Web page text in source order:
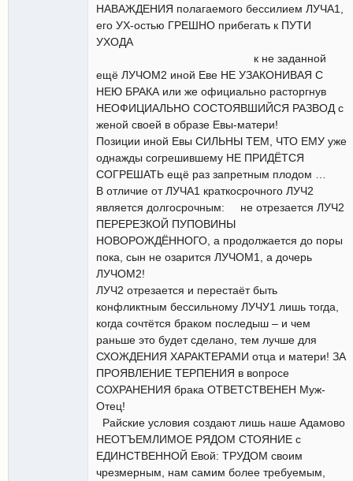
НАВАЖДЕНИЯ полагаемого бессилием ЛУЧА1,
его УХ-остью ГРЕШНО прибегать к ПУТИ
УХОДА
к не заданной
ещё ЛУЧОМ2 иной Еве НЕ УЗАКОНИВАЯ С
НЕЮ БРАКА или же официально расторгнув
НЕОФИЦИАЛЬНО СОСТОЯВШИЙСЯ РАЗВОД с
женой своей в образе Евы-матери!
Позиции иной Евы СИЛЬНЫ ТЕМ, ЧТО ЕМУ уже
однажды согрешившему НЕ ПРИДЁТСЯ
СОГРЕШАТЬ ещё раз запретным плодом …
В отличие от ЛУЧА1 краткосрочного ЛУЧ2
является долгосрочным: не отрезается ЛУЧ2
ПЕРЕРЕЗКОЙ ПУПОВИНЫ
НОВОРОЖДЁННОГО, а продолжается до поры
пока, сын не озарится ЛУЧОМ1, а дочерь
ЛУЧОМ2!
ЛУЧ2 отрезается и перестаёт быть
конфликтным бессильному ЛУЧУ1 лишь тогда,
когда сочтётся браком последыш – и чем
раньше это будет сделано, тем лучше для
СХОЖДЕНИЯ ХАРАКТЕРАМИ отца и матери! ЗА
ПРОЯВЛЕНИЕ ТЕРПЕНИЯ в вопросе
СОХРАНЕНИЯ брака ОТВЕТСТВЕНЕН Муж-
Отец!
Райские условия создают лишь наше Адамово
НЕОТЪЕМЛИМОЕ РЯДОМ СТОЯНИЕ с
ЕДИНСТВЕННОЙ Евой: ТРУДОМ своим
чрезмерным, нам самим более требуемым,